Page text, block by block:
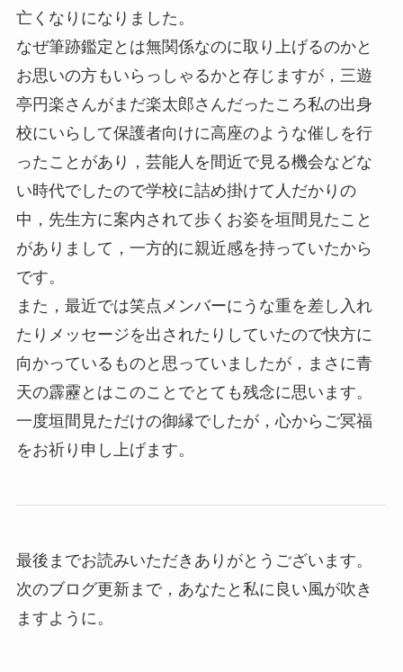
亡くなりになりました。
なぜ筆跡鑑定とは無関係なのに取り上げるのかと
お思いの方もいらっしゃるかと存じますが，三遊
亭円楽さんがまだ楽太郎さんだったころ私の出身
校にいらして保護者向けに高座のような催しを行
ったことがあり，芸能人を間近で見る機会などな
い時代でしたので学校に詰め掛けて人だかりの
中，先生方に案内されて歩くお姿を垣間見たこと
がありまして，一方的に親近感を持っていたから
です。
また，最近では笑点メンバーにうな重を差し入れ
たりメッセージを出されたりしていたので快方に
向かっているものと思っていましたが，まさに青
天の霹靂とはこのことでとても残念に思います。
一度垣間見ただけの御縁でしたが，心からご冥福
をお祈り申し上げます。
最後までお読みいただきありがとうございます。
次のブログ更新まで，あなたと私に良い風が吹き
ますように。